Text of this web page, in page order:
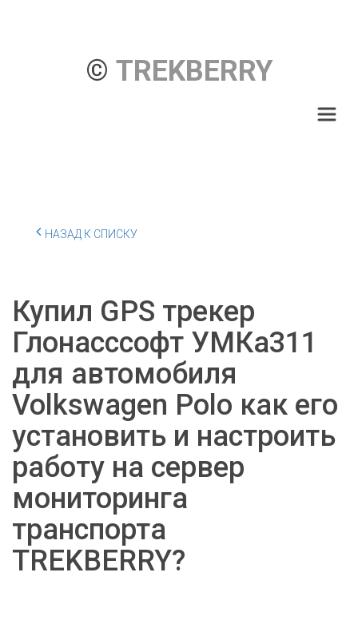
© TREKBERRY
НАЗАД К СПИСКУ
Купил GPS трекер
Глонасссофт УМКа311
для автомобиля
Volkswagen Polo как его
установить и настроить
работу на сервер
мониторинга
транспорта
TREKBERRY?